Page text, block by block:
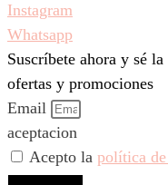
Instagram
Whatsapp
Suscríbete ahora y sé
ofertas y promociones
Email
aceptacion
Acepto la política